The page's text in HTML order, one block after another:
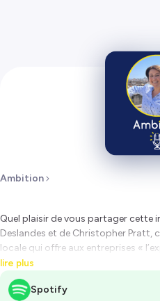
Ambition
Quel plaisir de vous partager cette
Deslandes et de Christopher Pratt,
locale qui offre aux entreprises «
performance
Ancré localement à Marseille avec
lire plus
Spotify